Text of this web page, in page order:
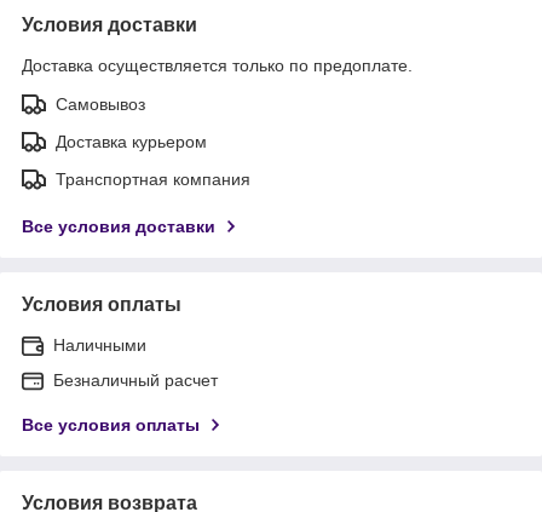
Условия доставки
Доставка осуществляется только по предоплате.
Самовывоз
Доставка курьером
Транспортная компания
Все условия доставки
Условия оплаты
Наличными
Безналичный расчет
Все условия оплаты
Условия возврата